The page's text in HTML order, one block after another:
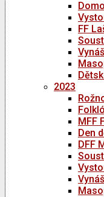
FF
2023
MFF
Den
DFF